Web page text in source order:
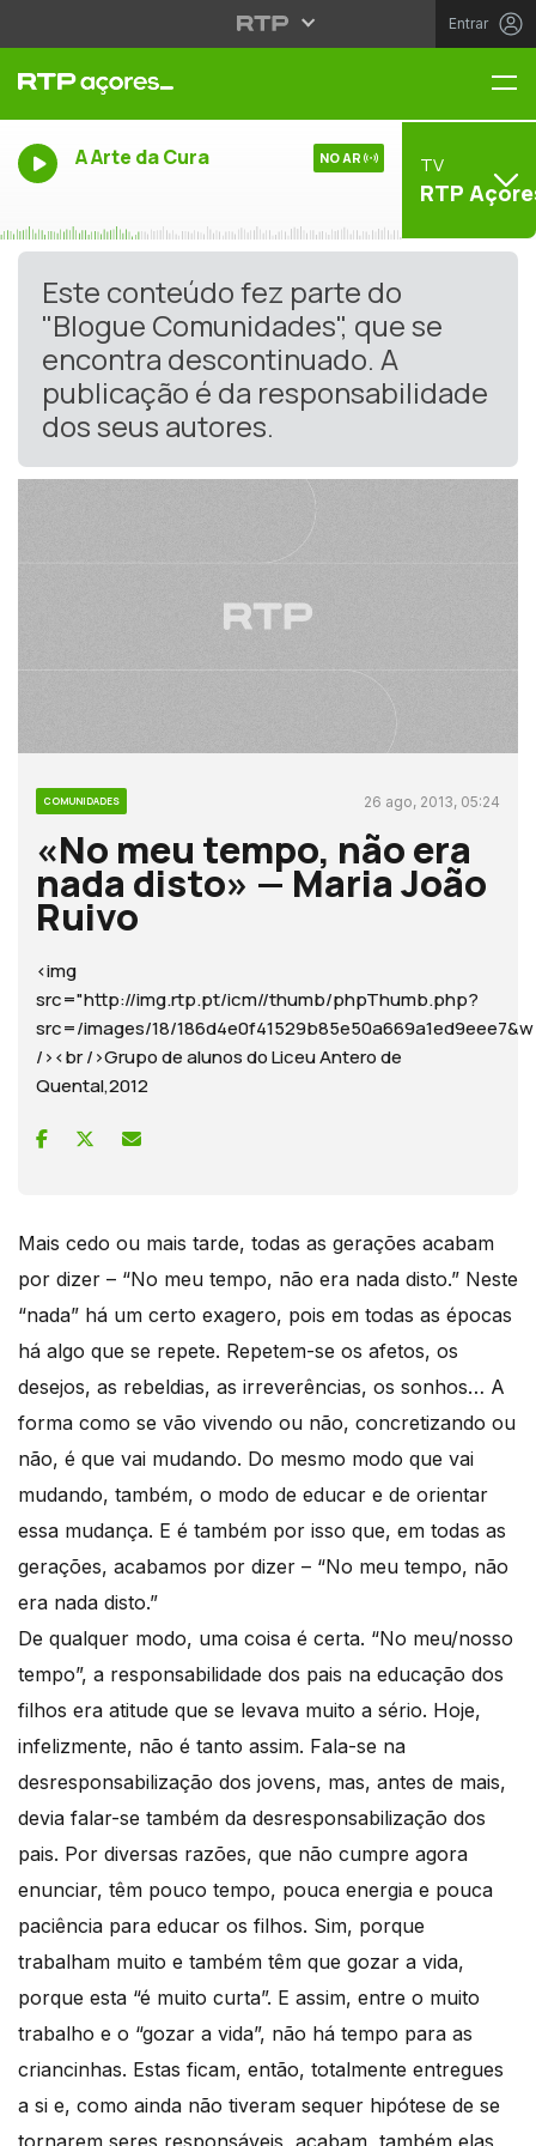
Entrar
A Arte da Cura NO AR TV
RTP
Este conteúdo fez parte do
"Blogue Comunidades", que se
encontra descontinuado. A
publicação é da responsabilidade
dos seus autores.
COMUNIDADES 26 ago, 2013, 05:24
«No meu tempo, não era
nada disto» — Maria João
Ruivo
<img
src="http://img.rtp.pt/icm//thumb/phpThumb.php?
src=/images/18/
/><br />Grupo de alunos do Liceu Antero de
Quental,2012
Mais cedo ou mais tarde, todas as gerações acabam
por dizer – “No meu tempo, não era nada disto.” Neste
“nada” há um certo exagero, pois em todas as épocas
há algo que se repete. Repetem-se os afetos, os
desejos, as rebeldias, as irreverências, os sonhos… A
forma como se vão vivendo ou não, concretizando ou
não, é que vai mudando. Do mesmo modo que vai
mudando, também, o modo de educar e de orientar
essa mudança. E é também por isso que, em todas as
gerações, acabamos por dizer – “No meu tempo, não
era nada disto.”
De qualquer modo, uma coisa é certa. “No meu/nosso
tempo”, a responsabilidade dos pais na educação dos
filhos era atitude que se levava muito a sério. Hoje,
infelizmente, não é tanto assim. Fala-se na
desresponsabilização dos jovens, mas, antes de mais,
devia falar-se também da desresponsabilização dos
pais. Por diversas razões, que não cumpre agora
enunciar, têm pouco tempo, pouca energia e pouca
paciência para educar os filhos. Sim, porque
trabalham muito e também têm que gozar a vida,
porque esta “é muito curta”. E assim, entre o muito
trabalho e o “gozar a vida”, não há tempo para as
criancinhas. Estas ficam, então, totalmente entregues
a si e, como ainda não tiveram sequer hipótese de se
tornarem seres responsáveis, acabam, também elas,